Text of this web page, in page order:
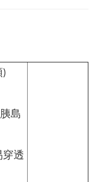
)
島
穿透